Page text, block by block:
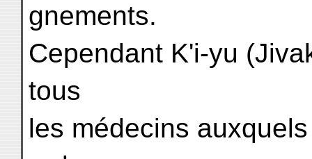
gnements.
Cependant K'i-yu
tous
les médecins